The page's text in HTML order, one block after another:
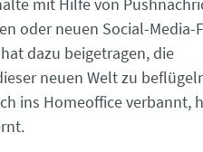
mit Hilfe von
oder neuen Social-Media-
dazu beigetragen, die
neuen Welt zu
ins Homeoffice verbannt,